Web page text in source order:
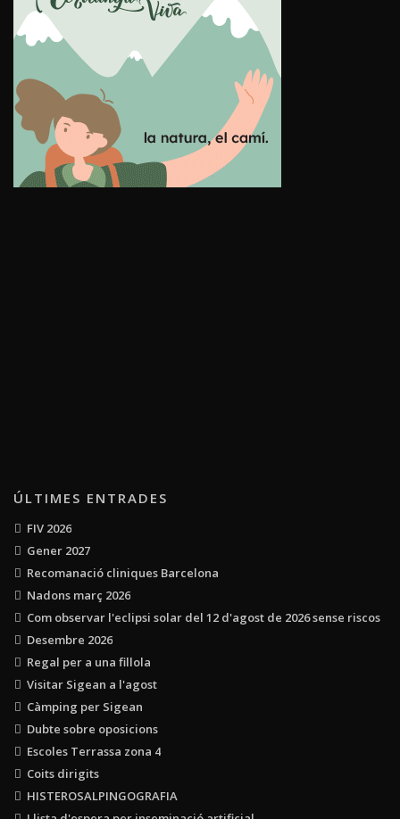
ÚLTIMES ENTRADES
FIV 2026
Gener 2027
Recomanació cliniques Barcelona
Nadons març 2026
Com observar l'eclipsi solar del 12 d'agost de 2026 sense riscos
Desembre 2026
Regal per a una fillola
Visitar Sigean a l'agost
Càmping per Sigean
Dubte sobre oposicions
Escoles Terrassa zona 4
Coits dirigits
HISTEROSALPINGOGRAFIA